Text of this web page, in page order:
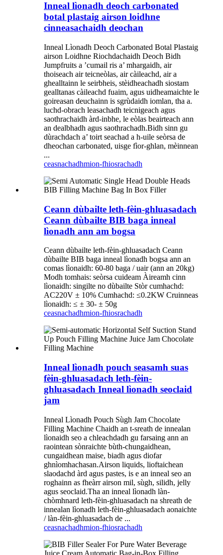
Inneal lìonadh deoch carbonated
botal plastaig airson loidhne
cinneasachaidh deochan
Inneal Lìonadh Deoch Carbonated Botal Plastaig
airson Loidhne Riochdachaidh Deoch Bidh
Jumpfruits a ’cumail ris a’ mhargaidh, air
thoiseach air teicneòlas, air càileachd, air a
ghealltainn le seirbheis, stèidheachadh siostam
gealltanas càileachd fuaim, agus uidheamaichte le
goireasan deuchainn is sgrùdaidh iomlan, tha a.
luchd-obrach leasachadh teicnigeach agus
saothrachaidh àrd-inbhe, le eòlas beairteach ann
an dealbhadh agus saothrachadh.Bidh sinn gu
dùrachdach a’ toirt seachad a h-uile seòrsa de
dheochan carbonated, uisge fìor-ghlan, mèinnean
...
ceasnachadhmion-fhiosrachadh
Ceann dùbailte leth-fèin-ghluasadach
Ceann dùbailte BIB baga inneal
lìonadh ann am bogsa
Ceann dùbailte leth-fèin-ghluasadach Ceann
dùbailte BIB baga inneal lìonadh bogsa ann an
comas lìonaidh: 60-80 baga / uair (ann an 20kg)
Modh tomhais: seòrsa cuideam Àireamh cinn
lìonaidh: singilte no dùbailte Stòr cumhachd:
AC220V ± 10% Cumhachd: ≤0.2KW Cruinneas
lìonaidh: ≤ ± 30- ± 50g
ceasnachadhmion-fhiosrachadh
Inneal lìonadh pouch seasamh suas
fèin-ghluasadach leth-fèin-
ghluasadach Inneal lìonadh seoclaid
jam
Inneal Lìonadh Pouch Sùgh Jam Chocolate
Filling Machine Chaidh an t-sreath de innealan
lìonaidh seo a chleachdadh gu farsaing ann an
raointean sònraichte bùth-chungaidhean,
cungaidhean maise, biadh agus diofar
ghnìomhachasan.Airson liquids, lioftaichean
slaodachd àrd agus pastes, is e an inneal seo an
roghainn as fheàrr airson mil, sùgh, silidh, jelly
agus seoclaid.Tha an inneal lìonadh làn-
chòmhnard leth-fèin-ghluasadach na shreath de
innealan lìonadh leth-fèin-ghluasadach aonaichte
/ làn-fèin-ghluasadach de ...
ceasnachadhmion-fhiosrachadh